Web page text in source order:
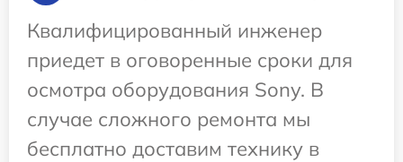
Квалифицированный инженер
приедет в оговоренные сроки для
осмотра оборудования Sony. В
случае сложного ремонта мы
бесплатно доставим технику в